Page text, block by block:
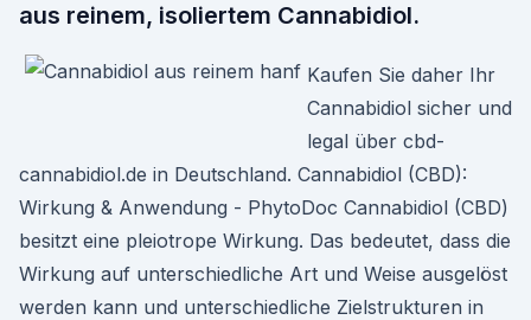
aus reinem, isoliertem Cannabidiol.
Kaufen Sie daher Ihr
Cannabidiol sicher und
legal über cbd-
cannabidiol.de in Deutschland. Cannabidiol (CBD):
Wirkung & Anwendung - PhytoDoc Cannabidiol (CBD)
besitzt eine pleiotrope Wirkung. Das bedeutet, dass die
Wirkung auf unterschiedliche Art und Weise ausgelöst
werden kann und unterschiedliche Zielstrukturen in